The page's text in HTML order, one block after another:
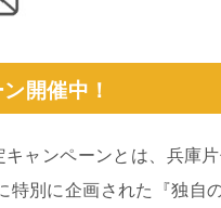
開催中！
ャンペーンとは、兵庫
別に企画された『独自